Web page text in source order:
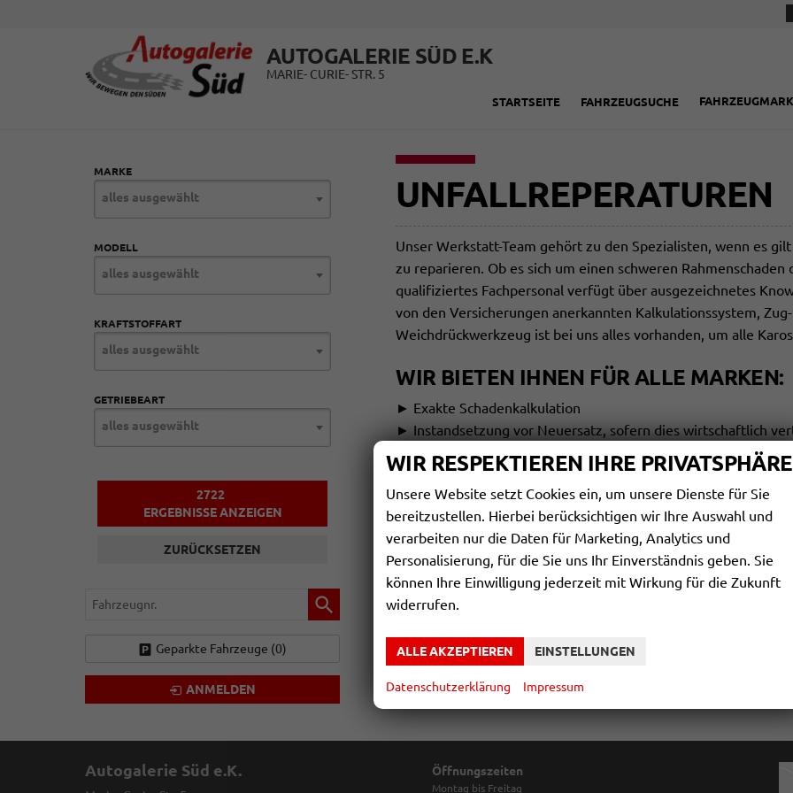
AUTOGALERIE SÜD E.K
MARIE- CURIE- STR. 5
STARTSEITE FAHRZEUGSUCHE
UNFALLREPERATUREN
Unser Werkstatt-Team gehört zu den Spezialisten, wenn es
zu reparieren. Ob es sich um einen schweren
qualifiziertes Fachpersonal verfügt über ausgezeichnetes
von den Versicherungen anerkannten Kalkulationssystem,
Weichdrückwerkzeug ist bei uns alles vorhanden, um alle
WIR BIETEN IHNEN FÜR ALLE MARKEN:
► Exakte Schadenkalkulation
► Instandsetzung vor Neuersatz, sofern dies wirtschaftlich
► Gutachteneinholung und Abwicklung mit Ihrer Versicherung
► Professionelle und fachmännische Karosserie-Reparaturen
► Anfertigung und Versand von digitalen Schadensfotos an
► Verwendung von Originalteilen bei Austausch
► Kompetente Betreuung bei Unfallschäden
► Fahrzeugvermessung
► Abschlepp- und Bergungs-Service 24 Stunden
► Unfallersatzfahrzeuge
MARKE
alles ausgewählt
MODELL
alles ausgewählt
KRAFTSTOFFART
alles ausgewählt
GETRIEBEART
alles ausgewählt
2722
ERGEBNISSE ANZEIGEN
ZURÜCKSETZEN
Fahrzeugnr.
Geparkte Fahrzeuge (0)
ANMELDEN
Autogalerie Süd e.K. Öffnungszeiten
Montag bis Freitag
WIR RESPEKTIEREN IHRE PRIVATSPHÄRE
Unsere Website setzt Cookies ein, um unsere Dienste für Sie
bereitzustellen. Hierbei berücksichtigen wir Ihre Auswahl und
verarbeiten nur die Daten für Marketing, Analytics und
Personalisierung, für die Sie uns Ihr Einverständnis geben. Sie
können Ihre Einwilligung jederzeit mit Wirkung für die Zukunft
widerrufen.
ALLE AKZEPTIEREN EINSTELLUNGEN
Datenschutzerklärung Impressum